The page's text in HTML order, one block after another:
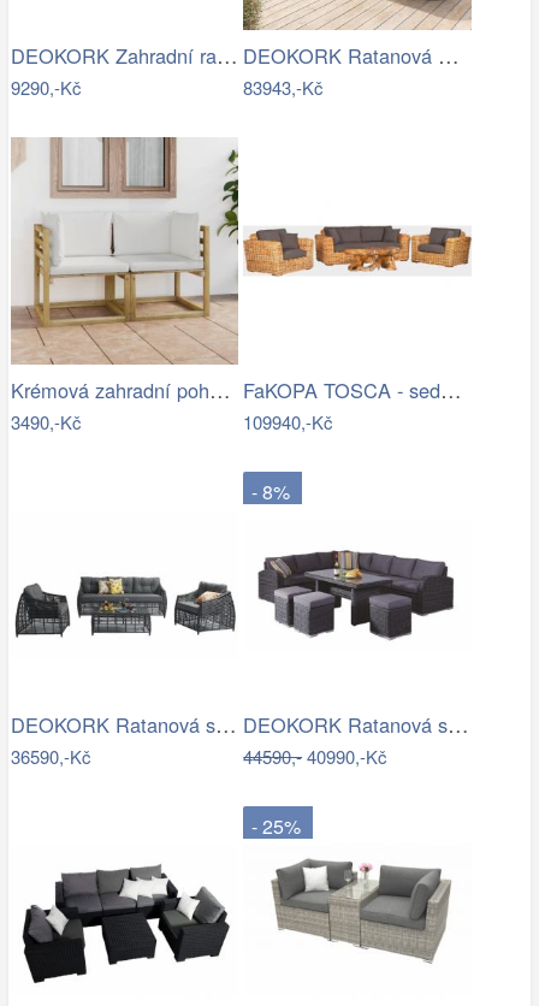
DEOKORK Zahradní ratanová sestava CORFU…
9290,-Kč
DEOKORK Ratanová modulová sestava…
83943,-Kč
Krémová zahradní pohovka MAJKEN
3490,-Kč
FaKOPA TOSCA - sedací souprava Lucy Mdum
109940,-Kč
DEOKORK Ratanová sestava CHARLOTTE …
36590,-Kč
- 8%
DEOKORK Ratanová sestava NAOMI antracit…
44590,-40990,-Kč
- 25%